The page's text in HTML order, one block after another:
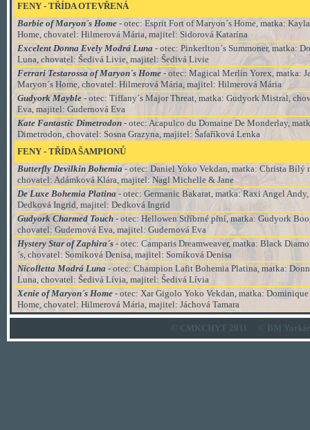
FENY - TŘÍDA OTEVŘENÁ
Barbie of Maryon´s Home - otec: Esprit Fort of Maryon´s Home, matka:
Home, chovatel: Hilmerová Mária, majitel: Sidorová Katarína
Excelent Donna Evely Modrá Luna - otec: Pinkerlton´s Summoner, matka:
Luna, chovatel: Šedivá Livie, majitel: Šedivá Livie
Ferrari Testarossa of Maryon´s Home - otec: Magical Merlin Yorex, matka:
Maryon´s Home, chovatel: Hilmerová Mária, majitel: Hilmerová Mária
Gudyork Mayble - otec: Tiffany´s Major Threat, matka: Gudyork Mistral,
Eva, majitel: Gudernová Eva
Kate Fantastic Dimetrodon - otec: Acapulco du Domaine De Monderlay,
Dimetrodon, chovatel: Sosna Grazyna, majitel: Šafaříková Lenka
FENY - TŘÍDAŠAMPIONŮ
Butterfly Devilkin Bohemia- otec: Daniel Yoko Vekdan, matka: Christa Bílý
chovatel: Adámková Klára, majitel: Nagl Michelle & Jane
De Luxe Bohemia Platina - otec: Germanic Bakarat, matka:Raxi Angel
Dedková Ingrid, majitel: Dedková Ingrid
Gudyork Charmed Touch - otec: Hellowen Stříbrné přní, matka: Gudyork
chovatel: Gudernová Eva, majitel: Gudernová Eva
Hystery Star of Zaphira´s - otec: Camparis Dreamweaver, matka: Black
´s, chovatel: Somíková Denisa, majitel: Somíková Denisa
Nicolletta Modrá Luna - otec: Champion Lafit Bohemia Platina, matka:
Luna, chovatel: Šedivá Lívia, majitel: Šedivá Lívia
Xenie of Maryon´s Home - otec: Xar Gigolo Yoko Vekdan, matka: Dominique
Home, chovatel: Hilmerová Mária, majitel: Jáchová Tamara
© CMKCHYT 2011 © BM